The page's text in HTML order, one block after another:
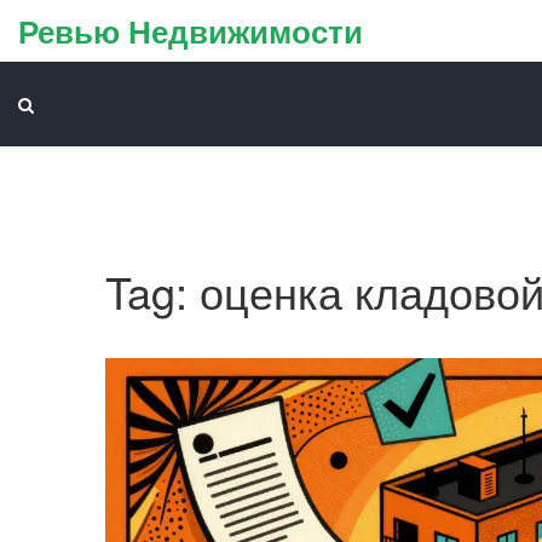
Ревью Недвижимости
Tag: оценка